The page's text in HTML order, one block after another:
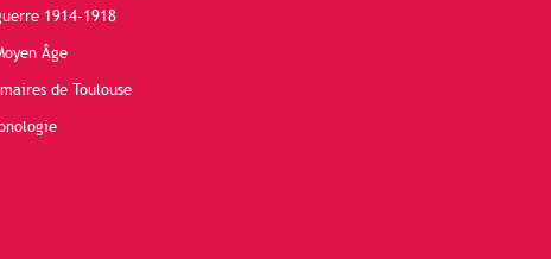
1914-1918
Âge
de Toulouse